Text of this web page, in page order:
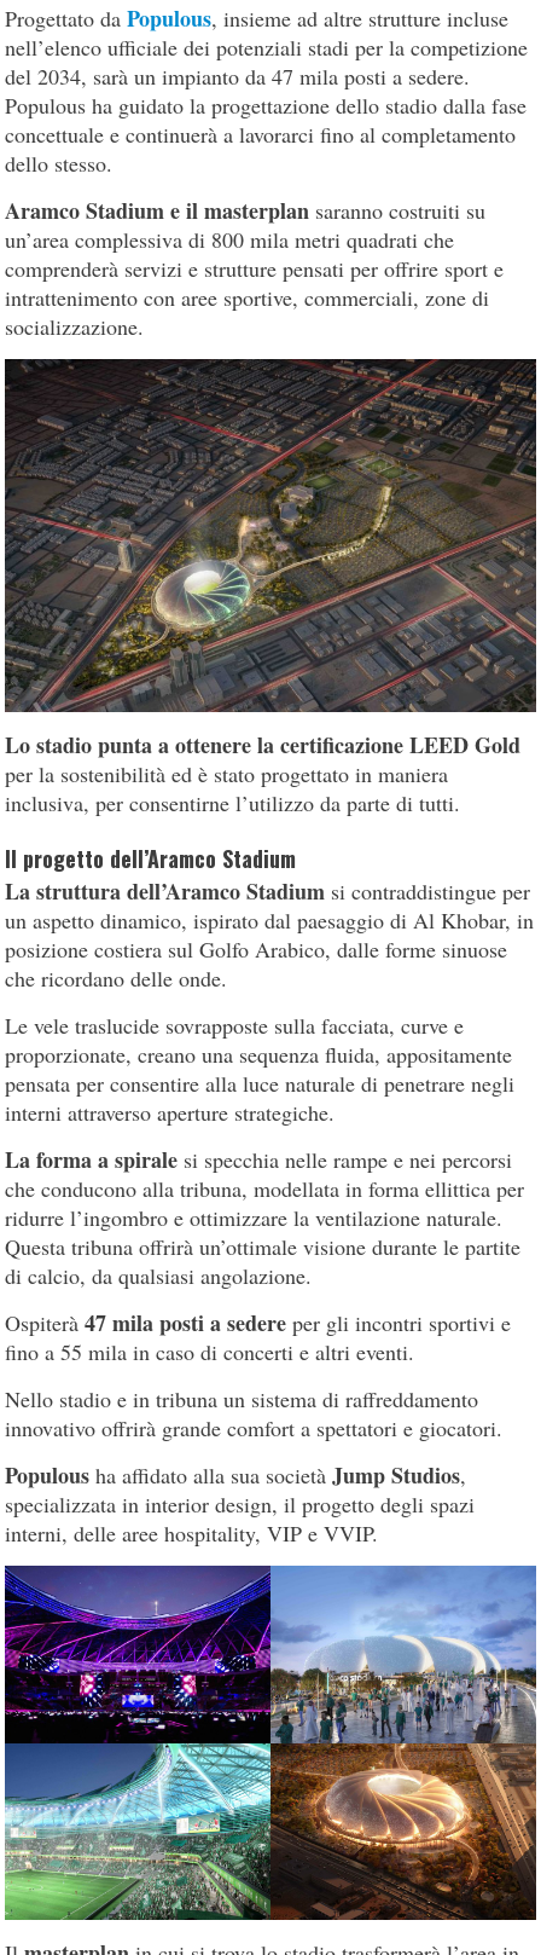
Progettato daPopulous, insieme ad altre strutture incluse
nell’elenco ufficiale dei potenziali stadi per la competizione
del 2034, sarà un impianto da 47 mila posti a sedere.
Populous ha guidato la progettazione dello stadio dalla fase
concettuale e continuerà a lavorarci fino al completamento
dello stesso.
Aramco Stadium e il masterplan saranno costruiti su
un’area complessiva di 800 mila metri quadrati che
comprenderà servizi e strutture pensati per offrire sport e
intrattenimento con aree sportive, commerciali, zone di
socializzazione.
Lo stadio punta a ottenere la certificazione LEED Gold
per la sostenibilità ed è stato progettato in maniera
inclusiva, per consentirne l’utilizzo da parte di tutti.
Il progetto dell’Aramco Stadium
La struttura dell’Aramco Stadium si contraddistingue per
un aspetto dinamico, ispirato dal paesaggio di Al Khobar, in
posizione costiera sul Golfo Arabico, dalle forme sinuose
che ricordano delle onde.
Le vele traslucide sovrapposte sulla facciata, curve e
proporzionate, creano una sequenza fluida, appositamente
pensata per consentire alla luce naturale di penetrare negli
interni attraverso aperture strategiche.
La forma a spirale si specchia nelle rampe e nei percorsi
che conducono alla tribuna, modellata in forma ellittica per
ridurre l’ingombro e ottimizzare la ventilazione naturale.
Questa tribuna offrirà un’ottimale visione durante le partite
di calcio, da qualsiasi angolazione.
Ospiterà47 mila posti a sedere per gli incontri sportivi e
fino a 55 mila in caso di concerti e altri eventi.
Nello stadio e in tribuna un sistema di raffreddamento
innovativo offrirà grande comfort a spettatori e giocatori.
Populous ha affidato alla sua societàJump Studios,
specializzata in interior design, il progetto degli spazi
interni, delle aree hospitality, VIP e VVIP.